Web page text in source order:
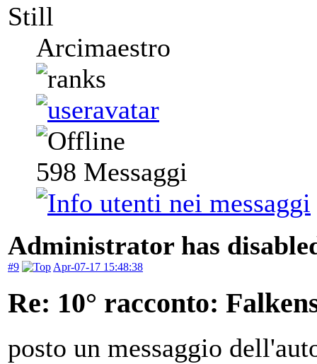
Still
Arcimaestro
598 Messaggi
Administrator has
#9 Apr-07-17 15:48:38
Re: 10° racconto:
posto un messaggio